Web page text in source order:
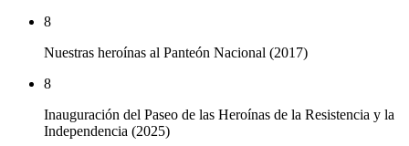
8
Nuestras heroínas al Panteón Nacional (2017)
8
Inauguración del Paseo de las Heroínas de la Resistencia y la
Independencia (2025)